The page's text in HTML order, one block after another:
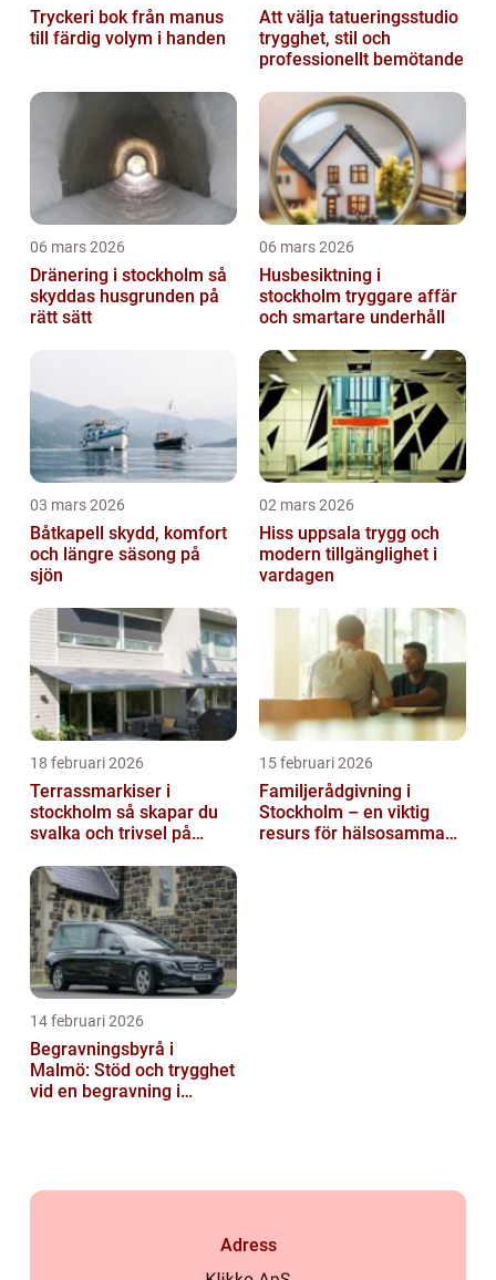
Tryckeri bok från manus
till färdig volym i handen
Att välja tatueringsstudio
trygghet, stil och
professionellt bemötande
06 mars 2026
Dränering i stockholm så
skyddas husgrunden på
rätt sätt
06 mars 2026
Husbesiktning i
stockholm tryggare affär
och smartare underhåll
03 mars 2026
Båtkapell skydd, komfort
och längre säsong på
sjön
02 mars 2026
Hiss uppsala trygg och
modern tillgänglighet i
vardagen
18 februari 2026
Terrassmarkiser i
stockholm så skapar du
svalka och trivsel på
15 februari 2026
Familjerådgivning i
Stockholm – en viktig
resurs för hälsosamma
14 februari 2026
Begravningsbyrå i
Malmö: Stöd och trygghet
vid en begravning i
Adress